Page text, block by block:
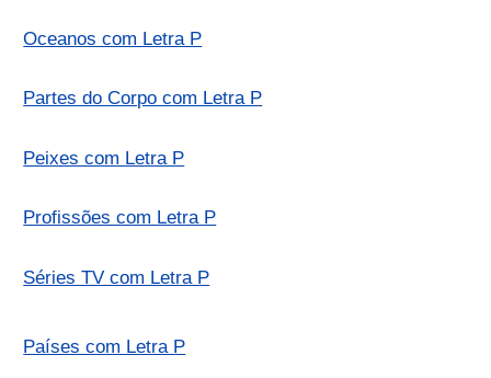
Oceanos com Letra P
Partes do Corpo com Letra P
Peixes com Letra P
Profissões com Letra P
Séries TV com Letra P
Países com Letra P